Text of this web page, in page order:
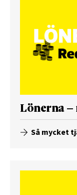
Lönerna
Så mycket